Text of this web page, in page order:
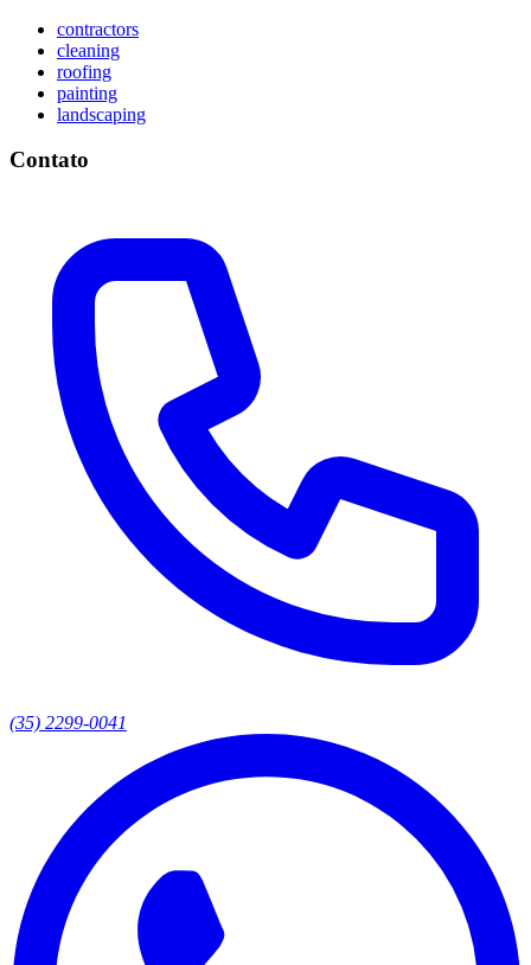
contractors
cleaning
roofing
painting
landscaping
Contato
(35) 2299-0041